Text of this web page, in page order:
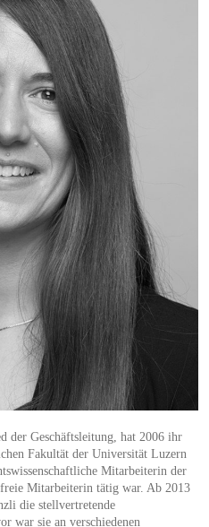
der Geschäftsleitung, hat 2006 ihr
Fakultät der Universität Luzern
Mitarbeiterin der
Mitarbeiterin tätig war. Ab 2013
die stellvertretende
war sie an verschiedenen